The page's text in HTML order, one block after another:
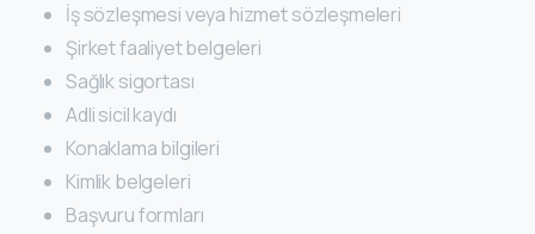
İş sözleşmesi veya hizmet sözleşmeleri
Şirket faaliyet belgeleri
Sağlık sigortası
Adli sicil kaydı
Konaklama bilgileri
Kimlik belgeleri
Başvuru formları